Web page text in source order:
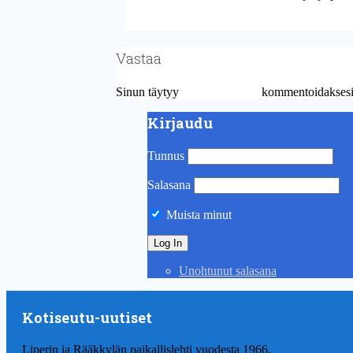
Vastaa
Sinun täytyy
Kirjaudu
Tunnus
Salasana
Muista minut
Unohtunut salasana
Kotiseutu-uutiset
Liperin ja Rääkkylän paikallislehti vuodesta 1966.